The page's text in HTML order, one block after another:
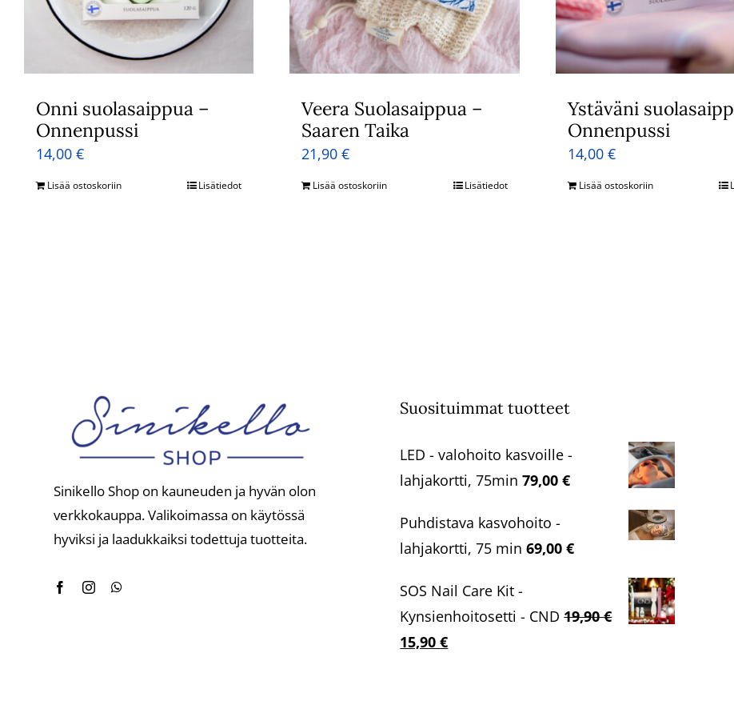
Onni suolasaippua –
Onnenpussi
14,00 €
Lisää ostoskoriin Lisätiedot
Veera Suolasaippua –
Saaren Taika
21,90€
Lisää ostoskoriin Lisätiedot
Ystäväni
Onnenpussi
14,00 €
Lisää ostoskoriin
Sinikello Shop on kauneuden ja hyvän olon
verkkokauppa. Valikoimassa on käytössä
hyviksi ja laadukkaiksi todettuja tuotteita.
Suosituimmat tuotteet
LED - valohoito kasvoille -
lahjakortti, 75min 79,00€
Puhdistava kasvohoito -
lahjakortti, 75 min 69,00€
SOS Nail Care Kit -
Kynsienhoitosetti - CND 19,90€
Alkuperäinen
15,90€Nykyinen